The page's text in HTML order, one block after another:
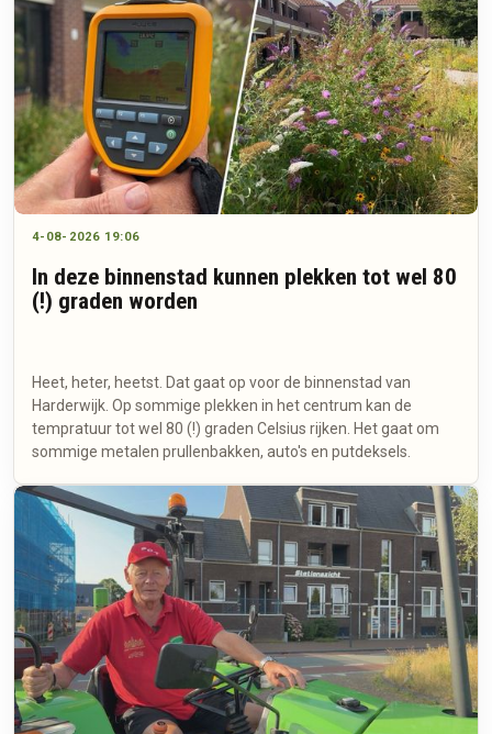
4-08-2026 19:06
In deze binnenstad kunnen plekken tot wel 80
(!) graden worden
Heet, heter, heetst. Dat gaat op voor de binnenstad van
Harderwijk. Op sommige plekken in het centrum kan de
tempratuur tot wel 80 (!) graden Celsius rijken. Het gaat om
sommige metalen prullenbakken, auto's en putdeksels.